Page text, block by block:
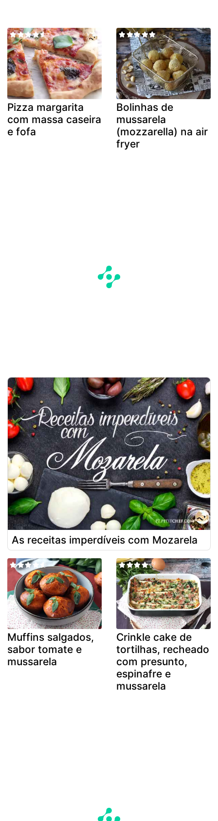
Pizza margarita
com massa caseira
e fofa
Bolinhas de
mussarela
(mozzarella) na air
fryer
As receitas imperdíveis com Mozarela
Muffins salgados,
sabor tomate e
mussarela
Crinkle cake de
tortilhas, recheado
com presunto,
espinafre e
mussarela